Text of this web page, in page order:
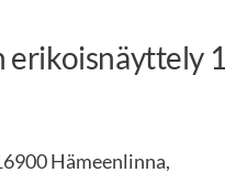
erikoisnäyttely
Hämeenlinna,